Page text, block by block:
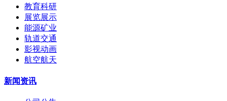
教育科研
展览展示
能源矿业
轨道交通
影视动画
航空航天
新闻资讯